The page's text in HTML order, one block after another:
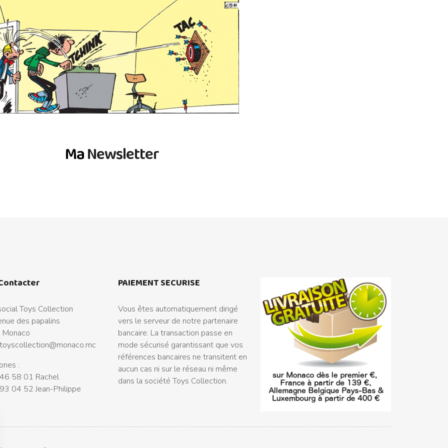
MaNewsletter
Toys Collection
des papalins
toyscollection@monaco.mc
:
58 01 Rachel
04 52 Jean-Philippe
PAIEMENT SECURISE
Vous êtes automatiquement dirigé
vers le serveur de notre partenaire
bancaire. La transaction passe en
mode sécurisé garantissant que vos
références bancaires ne transitent en
aucun cas ni sur le réseau ni même
dans la société Toys Collection.